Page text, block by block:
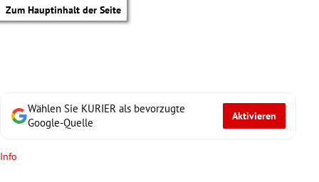
Zum Hauptinhalt der Seite
Wählen Sie KURIER als bevorzugte
Google-Quelle
Aktivieren
Info